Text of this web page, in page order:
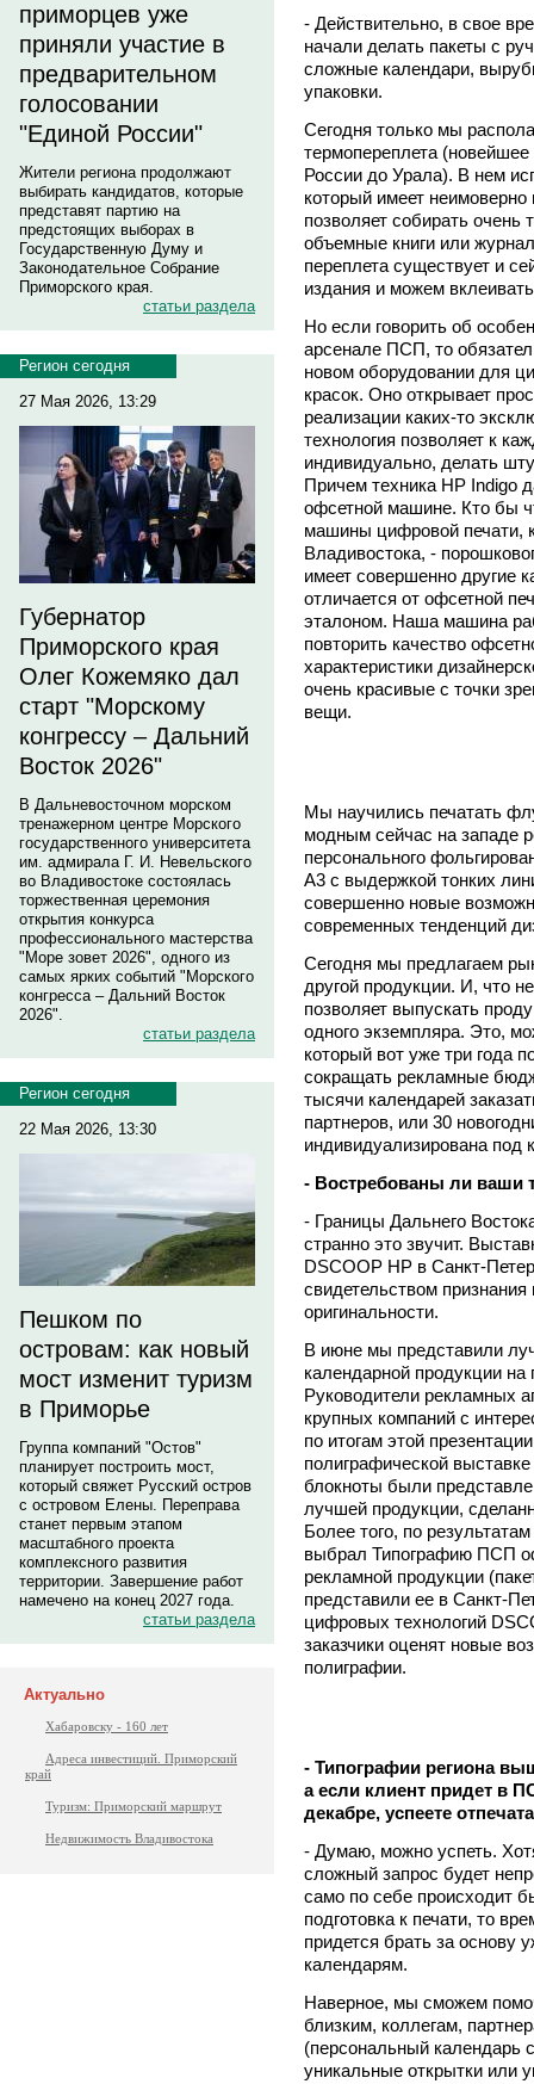
приморцев уже
приняли участие в
предварительном
голосовании
"Единой России"
Жители региона продолжают
выбирать кандидатов, которые
представят партию на
предстоящих выборах в
Государственную Думу и
Законодательное Собрание
Приморского края.
статьи раздела
Регион сегодня
27 Мая 2026, 13:29
Губернатор
Приморского края
Олег Кожемяко дал
старт "Морскому
конгрессу – Дальний
Восток 2026"
В Дальневосточном морском
тренажерном центре Морского
государственного университета
им. адмирала Г. И. Невельского
во Владивостоке состоялась
торжественная церемония
открытия конкурса
профессионального мастерства
"Море зовет 2026", одного из
самых ярких событий "Морского
конгресса – Дальний Восток
2026".
статьи раздела
Регион сегодня
22 Мая 2026, 13:30
Пешком по
островам: как новый
мост изменит туризм
в Приморье
Группа компаний "Остов"
планирует построить мост,
который свяжет Русский остров
с островом Елены. Переправа
станет первым этапом
масштабного проекта
комплексного развития
территории. Завершение работ
намечено на конец 2027 года.
статьи раздела
Актуально
Хабаровску - 160 лет
Адреса инвестиций. Приморский
край
Туризм: Приморский маршрут
Недвижимость Владивостока
- Действительно, в свое
начали делать пакеты с
сложные календари,
упаковки.
Сегодня только мы
термопереплета (новейшее
России до Урала). В нем
который имеет неимоверно
позволяет собирать
объемные книги или
переплета существует и
издания и можем
Но если говорить об
арсенале ПСП, то
новом оборудовании для
красок. Оно открывает
реализации каких-то
технология позволяет к
индивидуально, делать
Причем техника НР Indigo
офсетной машине. Кто бы
машины цифровой печати,
Владивостока, -
имеет совершенно другие
отличается от офсетной
эталоном. Наша машина
повторить качество
характеристики
очень красивые с точки
вещи.
Мы научились печатать
модным сейчас на западе
персонального
А3 с выдержкой тонких
совершенно новые
современных тенденций
Сегодня мы предлагаем
другой продукции. И, что
позволяет выпускать
одного экземпляра. Это,
который вот уже три года
сокращать рекламные
тысячи календарей
партнеров, или 30
индивидуализирована под
- Востребованы ли ваши
- Границы Дальнего
странно это звучит.
DSCOOP НР в Санкт-
свидетельством
оригинальности.
В июне мы представили
календарной продукции на
Руководители рекламных
крупных компаний с
по итогам этой
полиграфической
блокноты были
лучшей продукции,
Более того, по
выбрал Типографию ПСП
рекламной продукции
представили ее в Санкт-
цифровых технологий
заказчики оценят новые
полиграфии.
- Типографии региона
а если клиент придет в
декабре, успеете
- Думаю, можно успеть.
сложный запрос будет
само по себе происходит
подготовка к печати, то
придется брать за
календарям.
Наверное, мы сможем
близким, коллегам,
(персональный календарь
уникальные открытки или